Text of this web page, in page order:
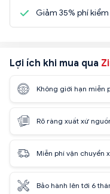
Giảm 35% phí
Lợi ích khi mua qua
Không giới hạn miễn
Rõ ràng xuất xứ
Miễn phí vận chuyển
Bảo hành lên tới 6